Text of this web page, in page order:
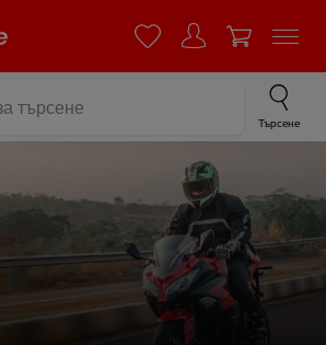
Търсене